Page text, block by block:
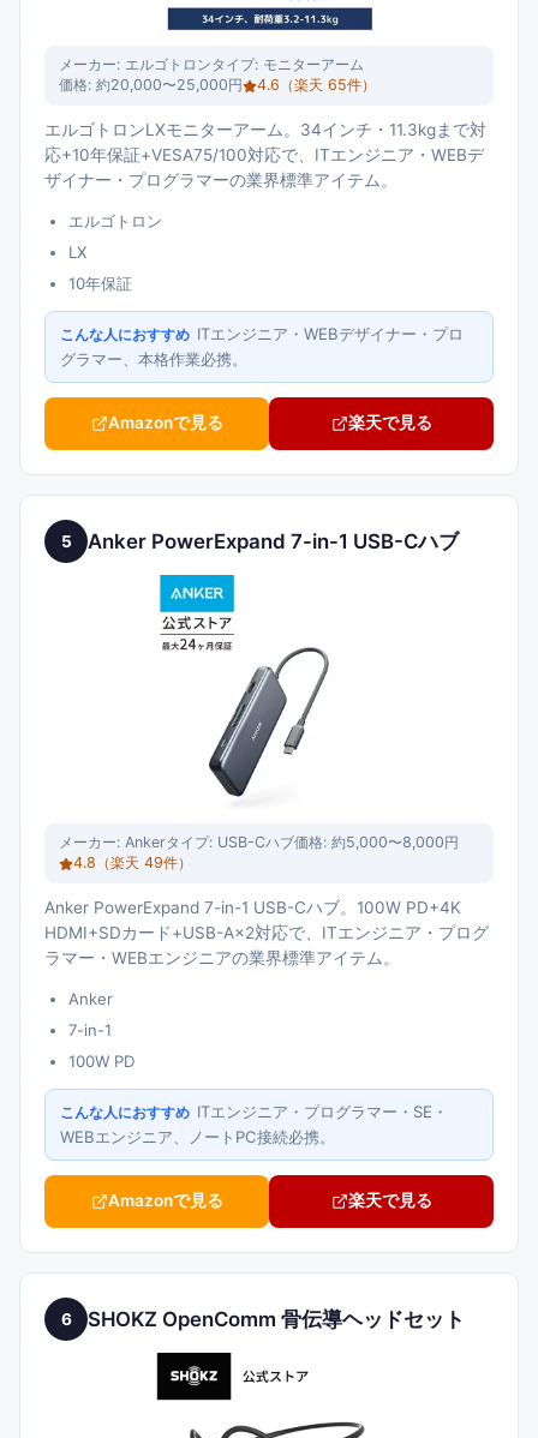
メーカー: エルゴトロンタイプ: モニターアーム
価格: 約20,000〜25,000円 4.6 （楽天 65件）
エルゴトロンLXモニターアーム。34インチ・11.3kgまで対
応+10年保証+VESA75/100対応で、ITエンジニア・WEBデ
ザイナー・プログラマーの業界標準アイテム。
エルゴトロン
LX
10年保証
こんな人におすすめ ITエンジニア・WEBデザイナー・プロ
グラマー、本格作業必携。
Amazonで見る 楽天で見る
5 Anker PowerExpand 7-in-1 USB-Cハブ
メーカー: Ankerタイプ: USB-Cハブ価格: 約5,000〜8,000円
4.8 （楽天 49件）
Anker PowerExpand 7-in-1 USB-Cハブ。100W PD+4K
HDMI+SDカード+USB-A×2対応で、ITエンジニア・プログ
ラマー・WEBエンジニアの業界標準アイテム。
Anker
7-in-1
100W PD
こんな人におすすめ ITエンジニア・プログラマー・SE・
WEBエンジニア、ノートPC接続必携。
Amazonで見る 楽天で見る
6 SHOKZ OpenComm 骨伝導ヘッドセット